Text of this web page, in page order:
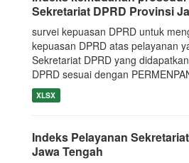
Sekretariat DPRD Provinsi
survei kepuasan DPRD untuk
kepuasan DPRD atas pelayanan
Sekretariat DPRD yang
DPRD sesuai dengan
XLSX
Indeks Pelayanan
Jawa Tengah